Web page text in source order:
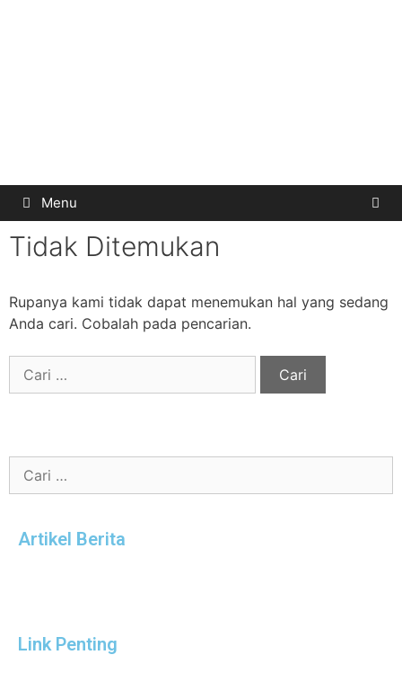
Menu
Tidak Ditemukan
Rupanya kami tidak dapat menemukan hal yang sedang
Anda cari. Cobalah pada pencarian.
Artikel Berita
Link Penting